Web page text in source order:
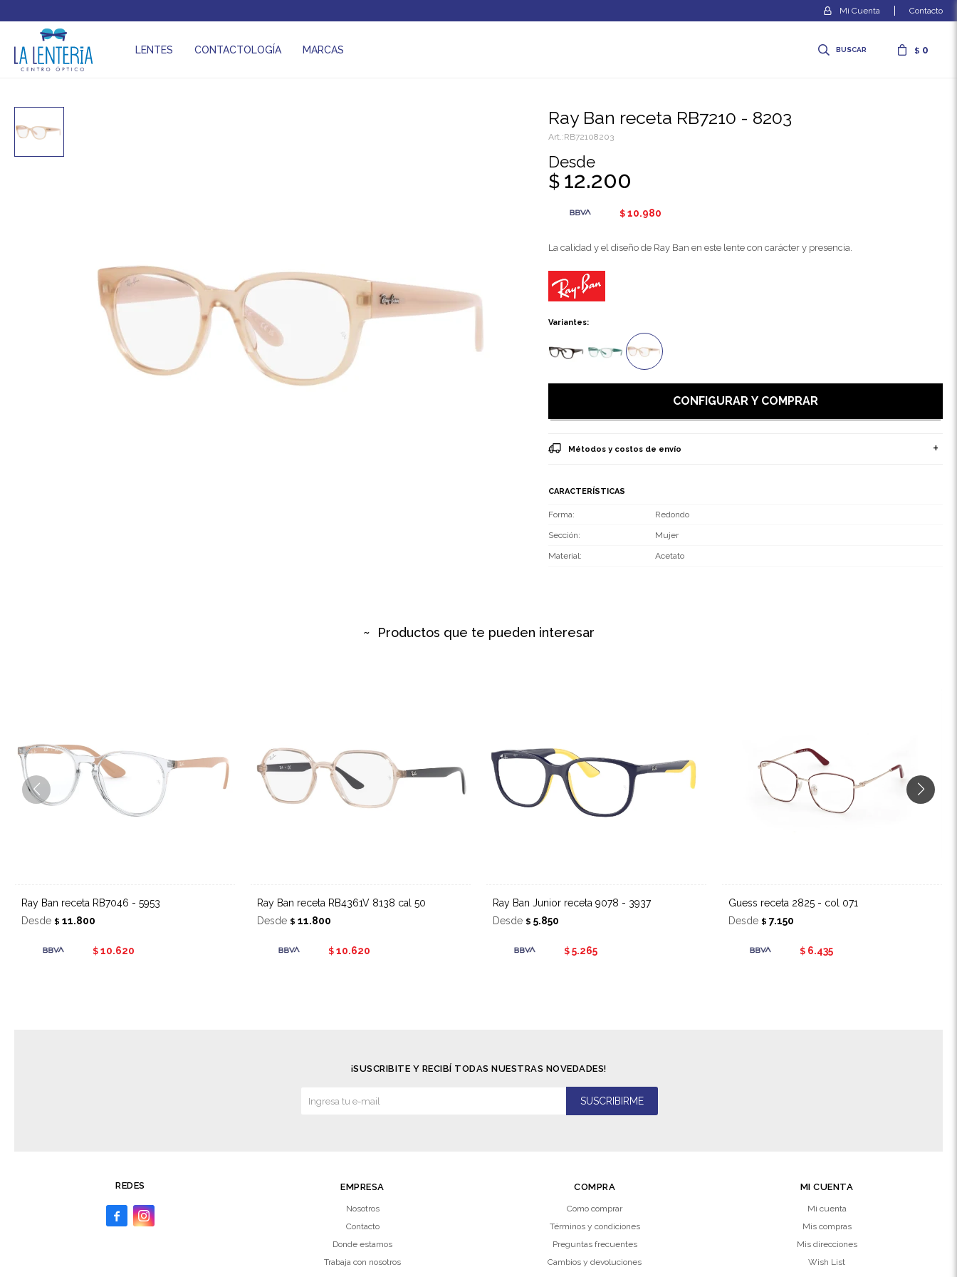
LENTES CONTACTOLOGÍA MARCAS $ 0
Contacto
Ray Ban receta RB7210 - 8203
RB72108203
Desde
$ 12.200
$ 10.980
La calidad y el diseño de Ray Ban en este lente con carácter y presencia.
Variantes:
CONFIGURAR Y COMPRAR
Métodos y costos de envío
CARACTERÍSTICAS
Forma Redondo
Sección Mujer
Material Acetato
Productos que te pueden interesar
Ray Ban receta RB7046 - 5953
Desde $ 11.800
$ 10.620
Ray Ban receta RB4361V 8138 cal 50
Desde $ 11.800
$ 10.620
Ray Ban Junior receta 9078 - 3937
Desde $ 5.850
$ 5.265
Guess receta 2825 - col 071
Desde $ 7.150
$ 6.435
REDES
 
EMPRESA
Nosotros
Contacto
Donde estamos
Trabaja con nosotros
COMPRA
Como comprar
Términos y condiciones
Preguntas frecuentes
Cambios y devoluciones
MI CUENTA
Mi cuenta
Mis compras
Mis direcciones
Wish List
¡SUSCRIBITE Y RECIBÍ TODAS NUESTRAS NOVEDADES!
SUSCRIBIRME